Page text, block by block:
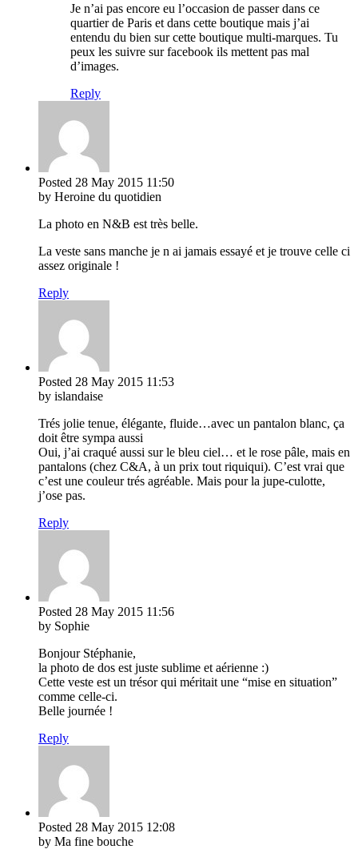
Je n’ai pas encore eu l’occasion de passer dans ce
quartier de Paris et dans cette boutique mais j’ai
entendu du bien sur cette boutique multi-marques. Tu
peux les suivre sur facebook ils mettent pas mal
d’images.
Reply
Posted 28 May 2015 11:50
by Heroine du quotidien
La photo en N&B est très belle.
La veste sans manche je n ai jamais essayé et je trouve celle ci
assez originale !
Reply
Posted 28 May 2015 11:53
by islandaise
Trés jolie tenue, élégante, fluide…avec un pantalon blanc, ça
doit être sympa aussi
Oui, j’ai craqué aussi sur le bleu ciel… et le rose pâle, mais en
pantalons (chez C&A, à un prix tout riquiqui). C’est vrai que
c’est une couleur trés agréable. Mais pour la jupe-culotte,
j’ose pas.
Reply
Posted 28 May 2015 11:56
by Sophie
Bonjour Stéphanie,
la photo de dos est juste sublime et aérienne :)
Cette veste est un trésor qui méritait une “mise en situation”
comme celle-ci.
Belle journée !
Reply
Posted 28 May 2015 12:08
by Ma fine bouche